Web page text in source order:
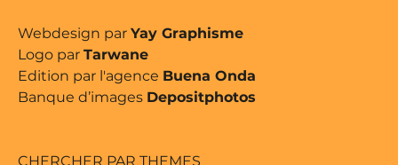
Webdesign par Yay Graphisme
Logo par Tarwane
Edition par l'agence Buena Onda
Banque d’images Depositphotos
CHERCHER PAR THEMES